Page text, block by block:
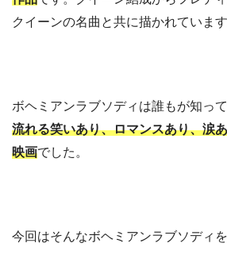
クイーンの名曲と共に描かれています
ボヘミアンラブソディは誰もが知っ
流れる笑いあり、ロマンスあり、涙
映画でした。
今回はそんなボヘミアンラブソディ